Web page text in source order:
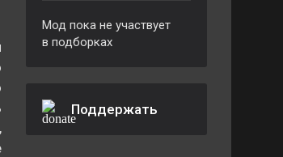
Мод пока не участвует
в подборках
Поддержать